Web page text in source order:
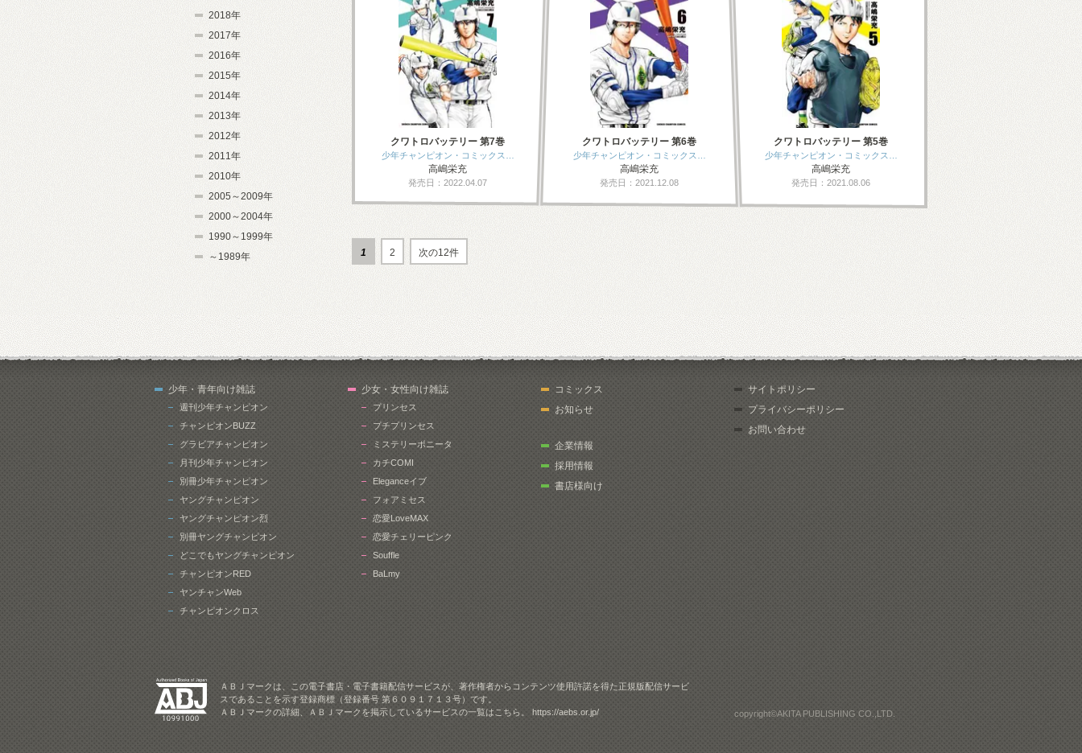
クワトロバッテリー 第7巻
少年チャンピオン・コミックス…
高嶋栄充
発売日：2022.04.07
クワトロバッテリー 第6巻
少年チャンピオン・コミックス…
高嶋栄充
発売日：2021.12.08
クワトロバッテリー 第5巻
少年チャンピオン・コミックス…
高嶋栄充
発売日：2021.08.06
1 2 次の12件
2018年
2017年
2016年
2015年
2014年
2013年
2012年
2011年
2010年
2005～2009年
2000～2004年
1990～1999年
～1989年
少年・青年向け雑誌
週刊少年チャンピオン
チャンピオンBUZZ
グラビアチャンピオン
月刊少年チャンピオン
別冊少年チャンピオン
ヤングチャンピオン
ヤングチャンピオン烈
別冊ヤングチャンピオン
どこでもヤングチャンピオン
チャンピオンRED
ヤンチャンWeb
チャンピオンクロス
少女・女性向け雑誌
プリンセス
プチプリンセス
ミステリーボニータ
カチCOMI
Eleganceイブ
フォアミセス
恋愛LoveMAX
恋愛チェリーピンク
Souffle
BaLmy
コミックス
お知らせ
企業情報
採用情報
書店様向け
サイトポリシー
プライバシーポリシー
お問い合わせ
ＡＢＪマークは、この電子書店・電子書籍配信サービスが、著作権者からコンテンツ使用許諾を得た正規版配信サービ
スであることを示す登録商標（登録番号 第６０９１７１３号）です。
ＡＢＪマークの詳細、ＡＢＪマークを掲示しているサービスの一覧はこちら。 https://aebs.or.jp/ copyright©AKITA PUBLISHING CO.,LTD.